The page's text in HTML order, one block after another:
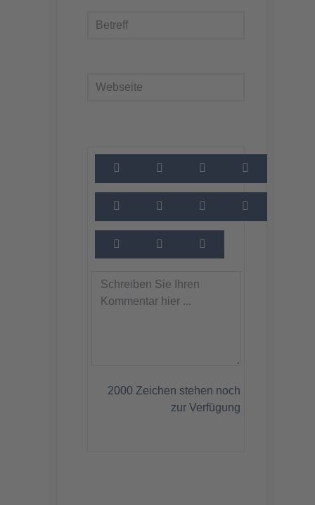
2000 Zeichen stehen noch
zur Verfügung